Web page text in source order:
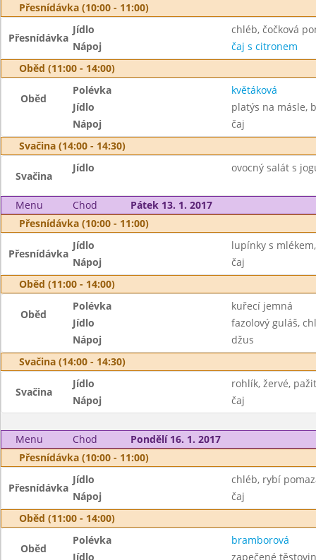
Přesnídávka (10:00 - 11:00)
Přesnídávka
Jídlo
chléb, čočková
Nápoj
čaj s citronem
Oběd (11:00 - 14:00)
Oběd
Polévka
květáková
Jídlo
platýs na másle,
Nápoj
čaj
Svačina (14:00 - 14:30)
Svačina
Jídlo ovocný salát s
Menu Chod
Pátek 13. 1. 2017
Přesnídávka (10:00 - 11:00)
Přesnídávka
Jídlo
lupínky s
Nápoj
čaj
Oběd (11:00 - 14:00)
Oběd
Polévka
kuřecí jemná
Jídlo
fazolový guláš,
Nápoj
džus
Svačina (14:00 - 14:30)
Svačina
Jídlo
rohlík, žervé,
Nápoj
čaj
Menu Chod
Pondělí 16. 1. 2017
Přesnídávka (10:00 - 11:00)
Přesnídávka
Jídlo
chléb, rybí
Nápoj
čaj
Oběd (11:00 - 14:00)
Oběd
Polévka
bramborová
Jídlo
zapečené